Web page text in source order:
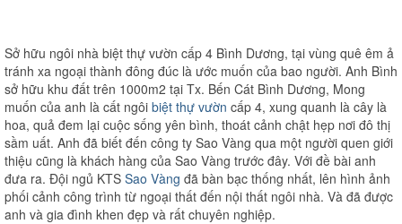
Báo giá xây dựng
Thiết kế
Xây dựng phần thô
Thi công xây dựng hoàn thiện
Thi công xây dựng nhà trọ
Sở hữu ngôi nhà biệt thự vườn cấp 4 Bình Dương, tại vùng quê êm ả
tránh xa ngoại thành đông đúc là ước muốn của bao người. Anh Bình
sở hữu khu đất trên 1000m2 tại Tx. Bến Cát Bình Dương, Mong
muốn của anh là cất ngôi biệt thự vườn cấp 4, xung quanh là cây là
hoa, quả đem lại cuộc sống yên bình, thoát cảnh chật hẹp nơi đô thị
sầm uất. Anh đã biết đến công ty Sao Vàng qua một người quen giới
thiệu cũng là khách hàng của Sao Vàng trước đây. Với đề bài anh
đưa ra. Đội ngủ KTS Sao Vàng đã bàn bạc thống nhất, lên hình ảnh
phối cảnh công trình từ ngoại thất đến nội thất ngôi nhà. Và đã được
anh và gia đình khen đẹp và rất chuyên nghiệp.